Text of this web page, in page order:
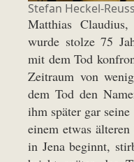
Stefan Heckel-
Matthias
wurde stolze 75
mit dem Tod
Zeitraum von
dem Tod den
ihm später gar
einem etwas
in Jena beginnt,